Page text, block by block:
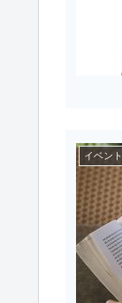
イベント